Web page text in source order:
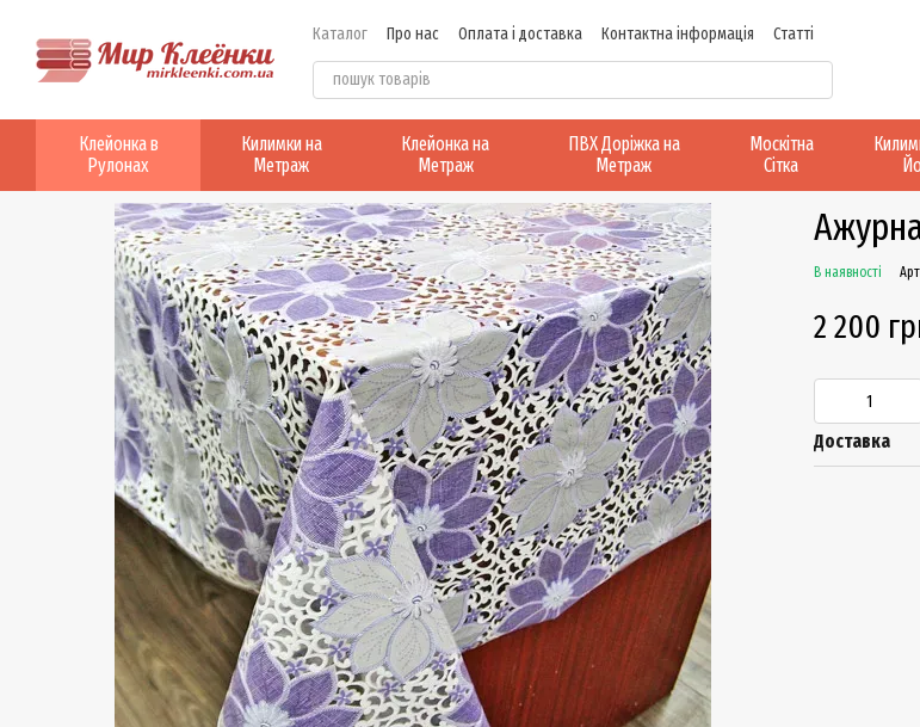
Каталог Про нас Оплата і доставка Контактна інформація Статті
Клейонка в
Рулонах
Килимки на
Метраж
Клейонка на
Метраж
ПВХ Доріжка на
Метраж
Москітна
Сітка
В наявності
2 200
Доставка